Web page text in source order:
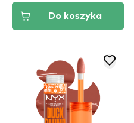
Do koszyka